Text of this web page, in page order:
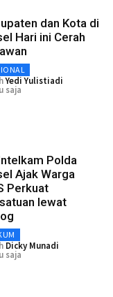
dan Kota di
Hari ini Cerah
Yedi Yulistiadi
saja
Polda
Ajak Warga
Perkuat
lewat
Dicky Munadi
saja